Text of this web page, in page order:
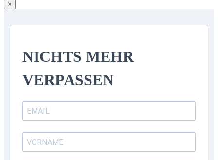
×
NICHTS MEHR
VERPASSEN